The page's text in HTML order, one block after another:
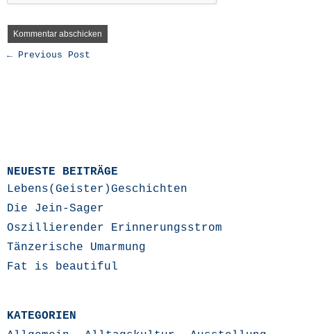
← Previous Post
NEUESTE BEITRÄGE
Lebens(Geister)Geschichten
Die Jein-Sager
Oszillierender Erinnerungsstrom
Tänzerische Umarmung
Fat is beautiful
KATEGORIEN